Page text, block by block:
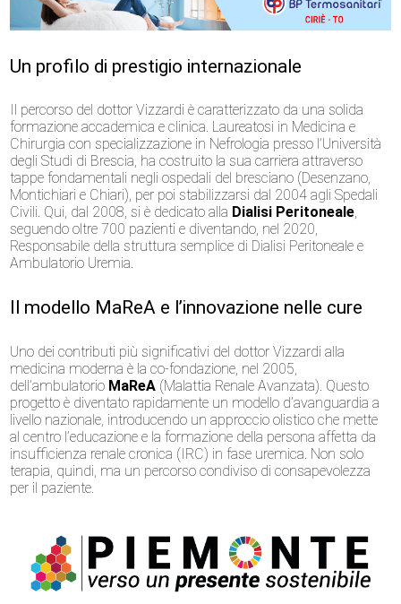
Un profilo di prestigio internazionale
Il percorso del dottor Vizzardi è caratterizzato da una solida
formazione accademica e clinica. Laureatosi in Medicina e
Chirurgia con specializzazione in Nefrologia presso l’Università
degli Studi di Brescia, ha costruito la sua carriera attraverso
tappe fondamentali negli ospedali del bresciano (Desenzano,
Montichiari e Chiari), per poi stabilizzarsi dal 2004 agli Spedali
Civili. Qui, dal 2008, si è dedicato alla Dialisi Peritoneale,
seguendo oltre 700 pazienti e diventando, nel 2020,
Responsabile della struttura semplice di Dialisi Peritoneale e
Ambulatorio Uremia.
Il modello MaReA e l’innovazione nelle cure
Uno dei contributi più significativi del dottor Vizzardi alla
medicina moderna è la co-fondazione, nel 2005,
dell’ambulatorio MaReA (Malattia Renale Avanzata). Questo
progetto è diventato rapidamente un modello d’avanguardia a
livello nazionale, introducendo un approccio olistico che mette
al centro l’educazione e la formazione della persona affetta da
insufficienza renale cronica (IRC) in fase uremica. Non solo
terapia, quindi, ma un percorso condiviso di consapevolezza
per il paziente.